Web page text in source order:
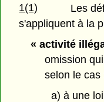
1(1)
Les
s'appliquent à la
« activité
omission
selon le cas
a) à une